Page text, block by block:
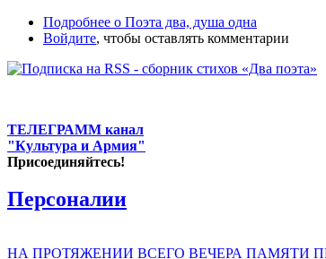
Подробнее о Поэта два, душа одна
Войдите, чтобы оставлять комментарии
ТЕЛЕГРАММ канал
"Культура и Армия"
Присоединяйтесь!
Персоналии
НА ПРОТЯЖЕНИИ ВСЕГО ВЕЧЕРА ПАМЯТИ